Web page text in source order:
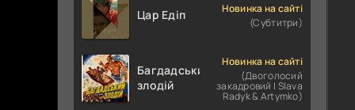
Цар Едіп
Новинка на сайті
(Субтитри)
Багдадський
злодій
Новинка на сайті
(Двоголосий
закадровий | Slava
Radyk & Artymko)